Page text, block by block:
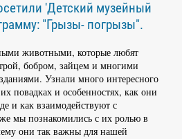
'Детский музейный
"Грызы- погрызы".
животными, которые любят
бобром, зайцем и многими
Узнали много интересного
повадках и особенностях, как они
и как взаимодействуют с
мы познакомились с их ролью в
они так важны для нашей